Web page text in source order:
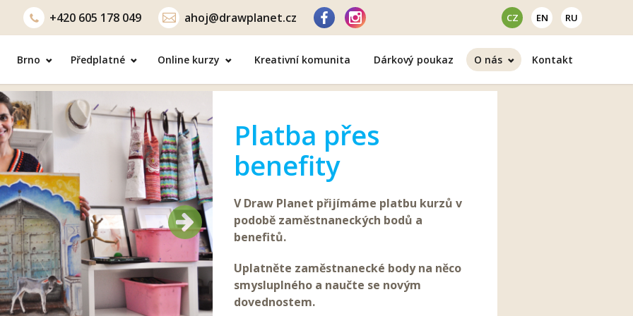
+420 605 178 049 ahoj@drawplanet.cz CZ EN RU
Brno Předplatné Online kurzy Kreativní komunita Dárkový poukaz O nás Kontakt
Další
Další
Platba přes
benefity
V Draw Planet přijímáme platbu kurzů v
podobě zaměstnaneckých bodů a
benefitů.
Uplatněte zaměstnanecké body na něco
smysluplného a naučte se novým
dovednostem.